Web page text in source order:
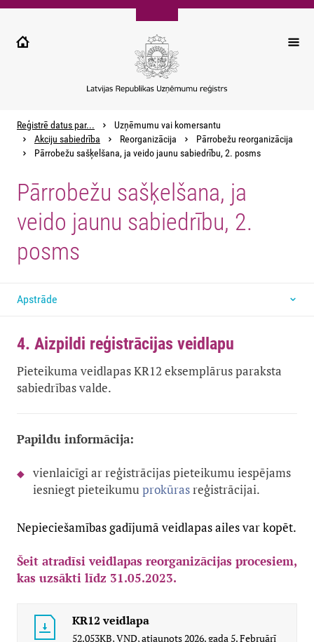
Pārlekt
galveno
Reģistrē datus par...
Uzņēmumu vai komersantu
Akciju sabiedrība
Reorganizācija
Pārrobežu reorganizācija
Pārrobežu sašķelšana, ja veido jaunu sabiedrību, 2. posms
Pārrobežu sašķelšana, ja
veido jaunu sabiedrību, 2.
posms
Apstrāde
4. Aizpildi reģistrācijas veidlapu
Pieteikuma veidlapas KR12 eksemplārus paraksta
sabiedrības valde.
Papildu informācija:
vienlaicīgi ar reģistrācijas pieteikumu iespējams
iesniegt pieteikumuprokūrasreģistrācijai.
Nepieciešamības gadījumā veidlapas ailes var kopēt.
Šeit atradīsi veidlapas reorganizācijas procesiem,
kas uzsākti līdz 31.05.2023.
KR12 veidlapa
52.053KB,VND,atjaunots2026. gada 5. Februārī